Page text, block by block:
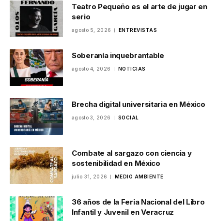
Teatro Pequeño es el arte de jugar en
serio
agosto 5, 2026 ENTREVISTAS
Soberanía inquebrantable
agosto 4, 2026 NOTICIAS
Brecha digital universitaria en México
agosto 3, 2026 SOCIAL
Combate al sargazo con ciencia y
sostenibilidad en México
julio 31, 2026 MEDIO AMBIENTE
36 años de la Feria Nacional del Libro
Infantil y Juvenil en Veracruz